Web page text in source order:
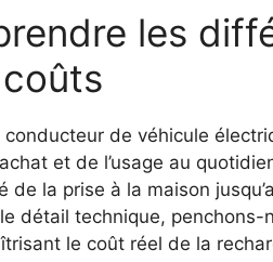
les
conducteur de véhicule
et de l’usage au
de la prise à la maison
le détail technique,
le coût réel de la